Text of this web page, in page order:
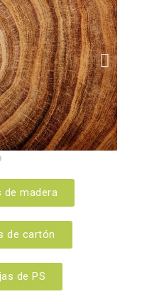
de madera
de cartón
de PS